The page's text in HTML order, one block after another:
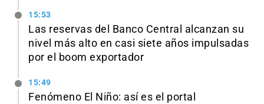
15:53
Las reservas del Banco Central alcanzan su
nivel más alto en casi siete años impulsadas
por el boom exportador
15:49
Fenómeno El Niño: así es el portal